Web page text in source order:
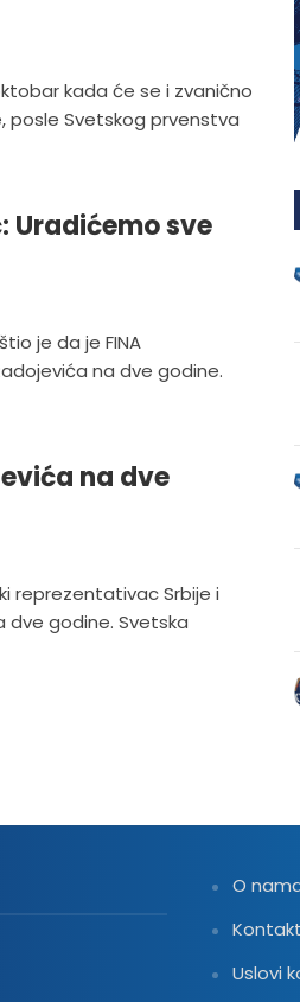
kada će se i zvanično
posle Svetskog prvenstva
Uradićemo sve
je da je FINA
na dve godine.
na dve
reprezentativac Srbije i
dve godine. Svetska
O
Kontakt
Uslovi